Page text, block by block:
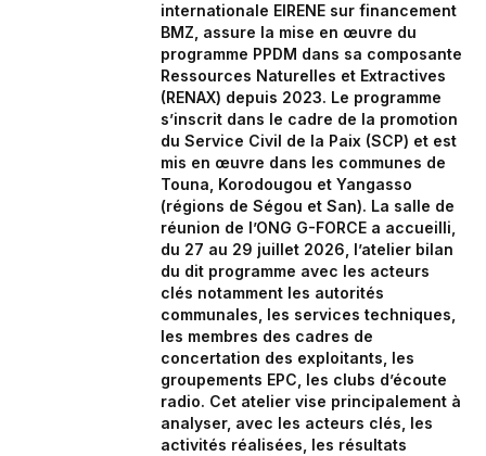
internationale EIRENE sur financement
BMZ, assure la mise en œuvre du
programme PPDM dans sa composante
Ressources Naturelles et Extractives
(RENAX) depuis 2023. Le programme
s’inscrit dans le cadre de la promotion
du Service Civil de la Paix (SCP) et est
mis en œuvre dans les communes de
Touna, Korodougou et Yangasso
(régions de Ségou et San). La salle de
réunion de l’ONG G-FORCE a accueilli,
du 27 au 29 juillet 2026, l’atelier bilan
du dit programme avec les acteurs
clés notamment les autorités
communales, les services techniques,
les membres des cadres de
concertation des exploitants, les
groupements EPC, les clubs d’écoute
radio. Cet atelier vise principalement à
analyser, avec les acteurs clés, les
activités réalisées, les résultats